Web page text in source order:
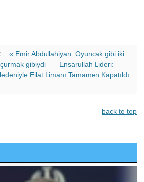
« Emir Abdullahiyan: Oyuncak gibi iki
gibiydi
Ensarullah Lideri:
Eilat Limanı Tamamen Kapatıldı
back to top